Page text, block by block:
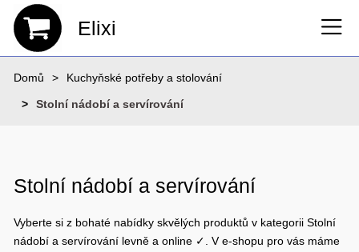
Elixi
Domů Kuchyňské potřeby a stolování
Stolní nádobí a servírování
Stolní nádobí a servírování
Vyberte si z bohaté nabídky skvělých produktů v kategorii Stolní
nádobí a servírování levně a online ✓. V e-shopu pro vás máme